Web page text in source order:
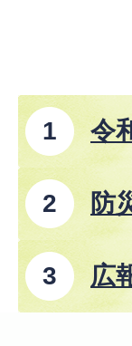
令
防
広